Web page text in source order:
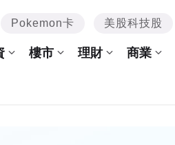
Pokemon卡 美股科技股
樓市 理財 商業